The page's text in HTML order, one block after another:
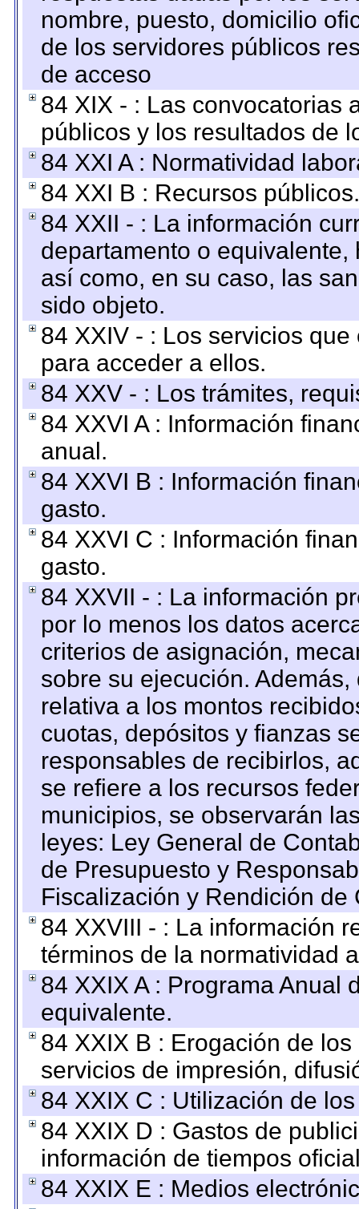
nombre, puesto, domicilio
de los servidores públicos
de acceso
84 XIX - : Las convocatorias
públicos y los resultados de
84 XXI A : Normatividad
84 XXI B : Recursos públicos.
84 XXII - : La información
departamento o
así como, en su caso, las
sido objeto.
84 XXIV - : Los servicios
para acceder a ellos.
84 XXV - : Los trámites,
84 XXVI A : Información
anual.
84 XXVI B : Información
gasto.
84 XXVI C : Información
gasto.
84 XXVII - : La información
por lo menos los datos
criterios de asignación,
sobre su ejecución.
relativa a los montos
cuotas, depósitos y fianzas
responsables de recibirlos,
se refiere a los recursos
municipios, se observarán
leyes: Ley General de
de Presupuesto y
Fiscalización y Rendición
84 XXVIII - : La información
términos de la normatividad
84 XXIX A : Programa Anual
equivalente.
84 XXIX B : Erogación de
servicios de impresión,
84 XXIX C : Utilización de
84 XXIX D : Gastos de
información de tiempos
84 XXIX E : Medios